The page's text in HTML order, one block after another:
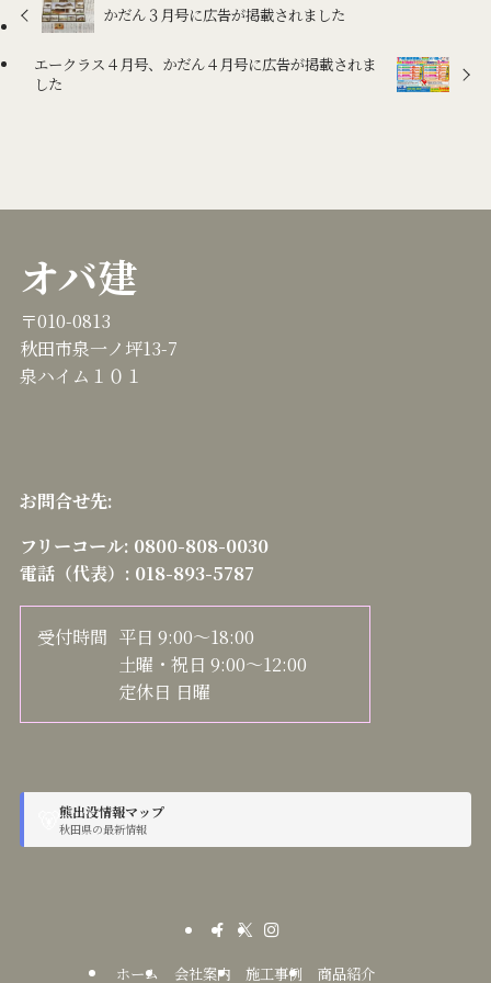
かだん３月号に広告が掲載されました
エークラス４月号、かだん４月号に広告が掲載されま
した
オバ建
〒010-0813
秋田市泉一ノ坪13-7
泉ハイム１０１
お問合せ先:
フリーコール: 0800-808-0030
電話（代表）: 018-893-5787
受付時間 平日 9:00～18:00
土曜・祝日 9:00～12:00
定休日 日曜
熊出没情報マップ
秋田県の最新情報
ホーム 会社案内 施工事例 商品紹介